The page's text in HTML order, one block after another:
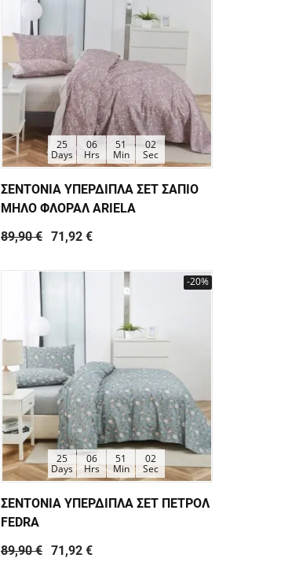
25
Days
06
Hrs
51
Min
01
Sec
ΣΕΝΤΟΝΙΑ ΥΠΕΡΔΙΠΛΑ ΣΕΤ ΣΑΠΙΟ
ΜΗΛΟ ΦΛΟΡΑΛ ARIELA
89,90 € 71,92 €
-20%
25
Days
06
Hrs
51
Min
01
Sec
ΣΕΝΤΟΝΙΑ ΥΠΕΡΔΙΠΛΑ ΣΕΤ ΠΕΤΡΟΛ
FEDRA
89,90 € 71,92 €